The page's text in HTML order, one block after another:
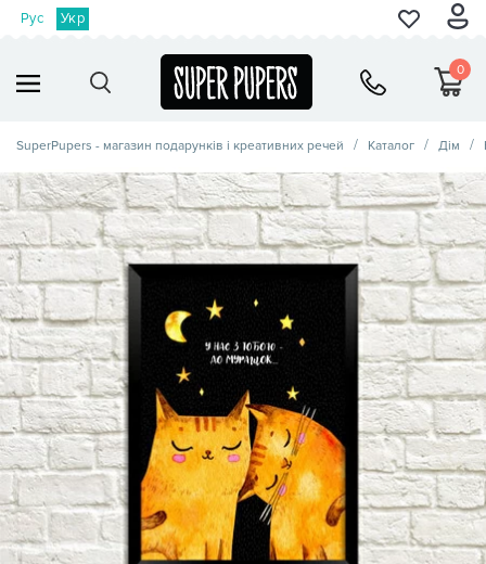
Рус Укр
0
SuperPupers - магазин подарунків і креативних речей Каталог Дім